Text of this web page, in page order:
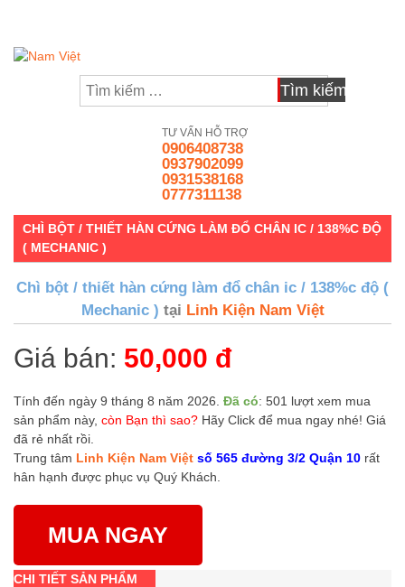
Skip
TƯ VẤN HỖ TRỢ
0906408738
0937902099
0931538168
0777311138
CHÌ BỘT / THIẾT HÀN CỨNG LÀM ĐỔ CHÂN IC / 138%C ĐỘ
( MECHANIC )
Chì bột / thiết hàn cứng làm đổ chân ic / 138%c độ (
Mechanic ) tại Linh Kiện Nam Việt
Giá bán: 50,000 đ
Tính đến ngày 9 tháng 8 năm 2026. Đã có: 501 lượt xem mua
sản phẩm này, còn Bạn thì sao? Hãy Click để mua ngay nhé! Giá
đã rẻ nhất rồi.
Trung tâm Linh Kiện Nam Việt số 565 đường 3/2 Quận 10 rất
hân hạnh được phục vụ Quý Khách.
MUA NGAY
CHI TIẾT SẢN PHẨM